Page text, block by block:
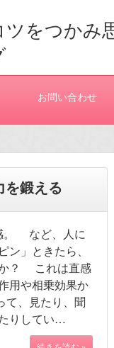
ツをつかみ
お問い合わせ
を鍛える
。 など、人に
ン」ときたら、
か？ これは直感
用や相乗効果か
て、見たり、聞
りしてい…